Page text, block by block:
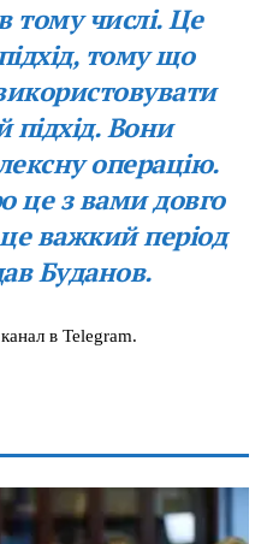
тому числі. Це
тому що
Вони
операцію.
це з вами довго
важкий період
Буданов.
в Telegram.